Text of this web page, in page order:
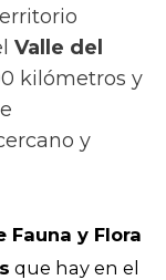
Valle del
kilómetros y
y
Fauna y Flora
que hay en el